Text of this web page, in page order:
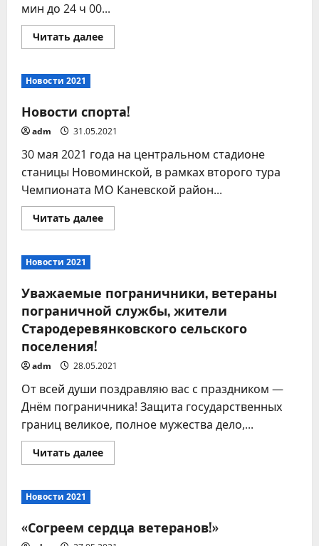
табачного
дыма!
мин до 24 ч 00...
Читать далееПрочитать
больше
Новости 2021
Новости спорта!
adm 31.05.2021
30 мая 2021 года на центральном стадионе
станицы Новоминской, в рамках второго тура
Чемпионата МО Каневской район...
Читать далееПрочитать
больше
Новости 2021
Уважаемые пограничники, ветераны
пограничной службы, жители
Стародеревянковского сельского
поселения!
adm 28.05.2021
От всей души поздравляю вас с праздником —
Днём пограничника! Защита государственных
границ великое, полное мужества дело,...
Читать далееПрочитать
больше
жители
Стародеревянковского
Новости 2021
«Согреем сердца ветеранов!»